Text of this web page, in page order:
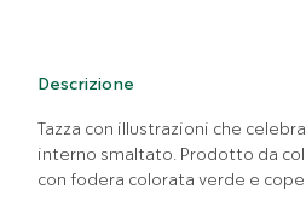
Descrizione
Tazza con illustrazioni che
interno smaltato. Prodotto da
con fodera colorata verde e